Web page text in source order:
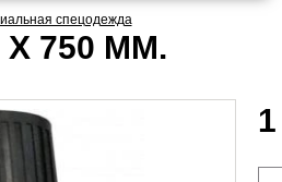
спецодежда
Х 750 ММ.